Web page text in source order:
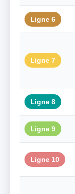
Ligne 6
Ligne 7
Ligne 8
Ligne 9
Ligne 10